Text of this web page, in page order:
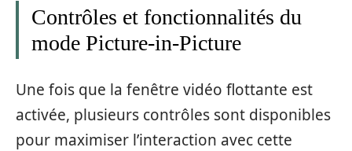
Contrôles et fonctionnalités du
mode Picture-in-Picture
Une fois que la fenêtre vidéo flottante est
activée, plusieurs contrôles sont disponibles
pour maximiser l’interaction avec cette